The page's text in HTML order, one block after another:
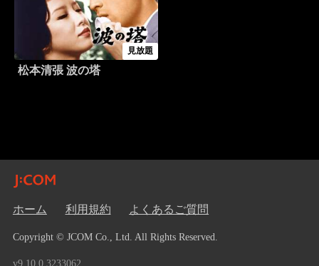
見放題
松本清張 波の塔
ホーム 利用規約 よくあるご質問
Copyright © JCOM Co., Ltd. All Rights Reserved.
v9.10.0.3233062